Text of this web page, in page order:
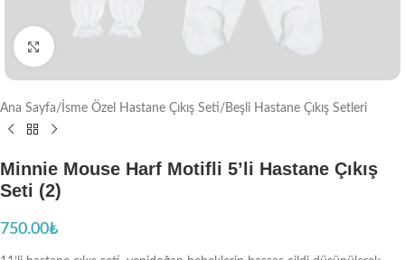
Ana Sayfa/ İsme Özel Hastane Çıkış Seti/ Beşli Hastane Çıkış Setleri
Minnie Mouse Harf Motifli 5’li Hastane Çıkış
Seti (2)
750.00₺